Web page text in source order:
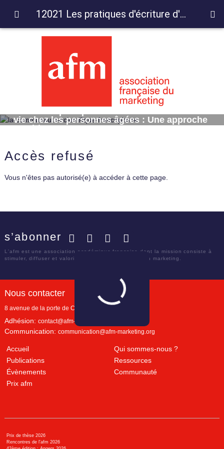
vie chez les personnes âgées : Une approche
empirique
Accès refusé
Vous n'êtes pas autorisé(e) à accéder à cette page.
s’abonner
L'afm est une association académique française dont la mission consiste à
stimuler, diffuser et valoriser le savoir scientifique en marketing.
Nous contacter
8 avenue de la porte de Champerret
Adhésion: contact@afm-marketing.org
Communication: communication@afm-marketing.org
Accueil
Qui sommes-nous ?
Publications
Ressources
Évènements
Communauté
Prix afm
Prix de thèse 2026
Rencontres de l'afm 2026
12021 Les pratiques d'écriture d'histoire de vie chez les personnes âgées : Une approche empirique